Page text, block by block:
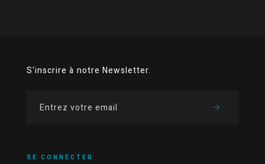
S'inscrire à notre Newsletter.
SE CONNECTER